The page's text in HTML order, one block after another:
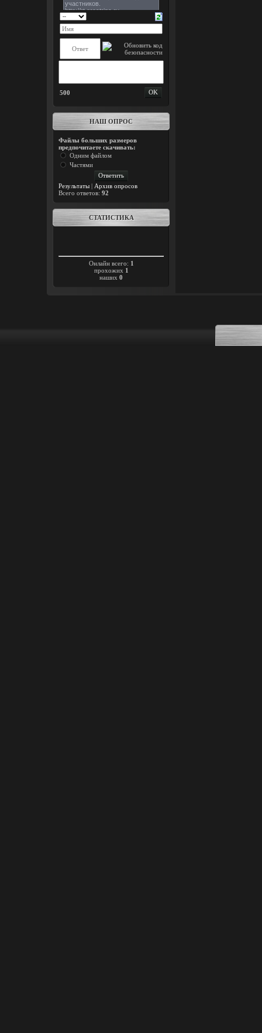
500
НАШ ОПРОС
Файлы больших размеров
предпочитаете скачивать:
Одним файлом
Частями
Результаты | Архив опросов
Всего ответов: 92
СТАТИСТИКА
Онлайн всего: 1
прохожих 1
наших 0